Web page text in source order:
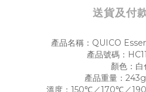
送貨及付
產品名稱：QUICO
產品號碼：
顏色：白
產品重量：243g
溫度：150℃／170℃／